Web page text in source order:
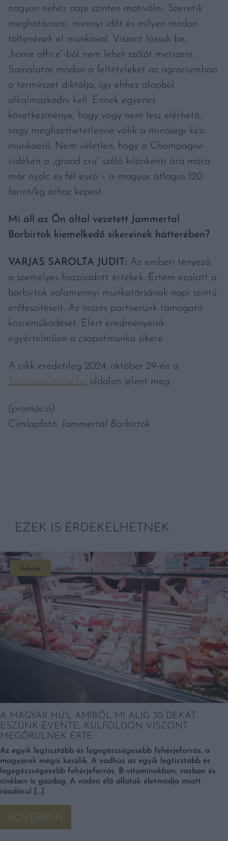
nagyon nehéz napi szinten motiválni. Szeretik
meghatározni, mennyi időt és milyen módon
töltenének el munkával. Viszont lássuk be,
„home office”-ból nem lehet szőlőt metszeni.
Sajnálatos módon a feltételeket az agráriumban
a természet diktálja, így ehhez alapból
alkalmazkodni kell. Ennek egyenes
következménye, hogy vagy nem lesz elérhető,
vagy megfizethetetlenné válik a minőségi kézi
munkaerő. Nem véletlen, hogy a Champagne-
vidéken a „grand cru” szőlő kilónkénti ára mára
már nyolc és fél euró – a magyar átlagos 120
forint/kg árhoz képest.
Mi áll az Ön által vezetett Jammertal
Borbirtok kiemelkedő sikereinek hátterében?
VARJAS SAROLTA JUDIT: Az emberi tényező,
a személyes hozzáadott értékek. Értem ezalatt a
borbirtok valamennyi munkatársának napi szintű
erőfeszítéseit. Az összes partnerünk támogató
közreműködését. Elért eredményeink
egyértelműen a csapatmunka sikere.
A cikk eredetileg 2024. október 29-én a
TurizmusOnline.hu oldalon jelent meg.
(promóció)
Címlapfotó: Jammertal Borbirtok
EZEK IS ÉRDEKELHETNEK
Falatok
A MAGYAR HÚS, AMIBŐL MI ALIG 30 DEKÁT
ESZÜNK ÉVENTE, KÜLFÖLDÖN VISZONT
MEGŐRÜLNEK ÉRTE
Az egyik legtisztább és legegészségesebb fehérjeforrás, a
magyarok mégis kerülik. A vadhús az egyik legtisztább és
legegészségesebb fehérjeforrás. B-vitaminokban, vasban és
cinkben is gazdag. A vadon élő állatok életmódja miatt
ráadásul […]
BŐVEBBEN